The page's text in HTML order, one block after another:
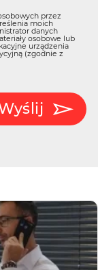
przez
moich
danych
osobowe lub
urządzenia
(zgodnie z